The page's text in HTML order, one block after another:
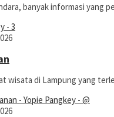
banyak informasi yang
wisata di Lampung yang